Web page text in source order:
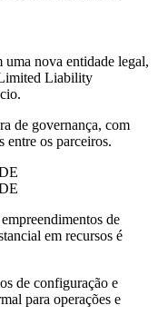
uma nova entidade legal,
Liability
de governança, com
entre os parceiros.
de
em recursos é
de configuração e
para operações e